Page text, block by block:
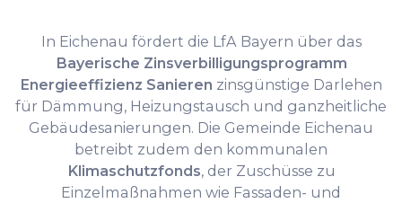
In Eichenau fördert die LfA Bayern über das
Bayerische Zinsverbilligungsprogramm
Energieeffizienz Sanieren zinsgünstige Darlehen
für Dämmung, Heizungstausch und ganzheitliche
Gebäudesanierungen. Die Gemeinde Eichenau
betreibt zudem den kommunalen
Klimaschutzfonds, der Zuschüsse zu
Einzelmaßnahmen wie Fassaden- und